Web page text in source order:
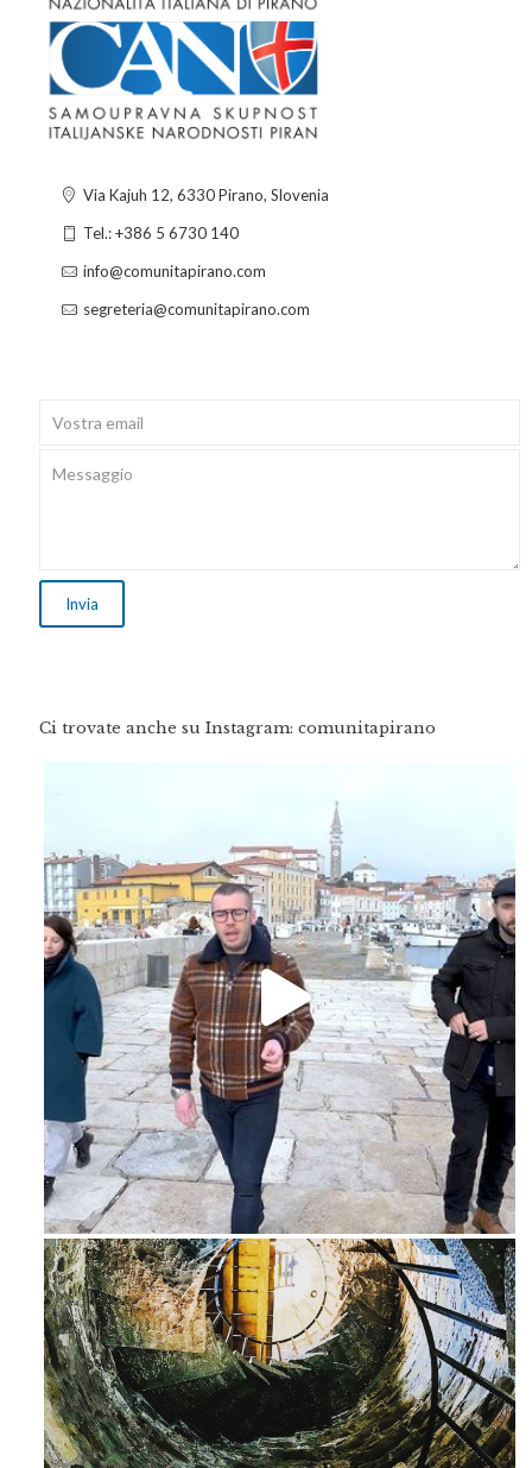
Via Kajuh 12, 6330 Pirano, Slovenia
Tel.: +386 5 6730 140
info@comunitapirano.com
segreteria@comunitapirano.com
Ci trovate anche su Instagram: comunitapirano
Feb 16